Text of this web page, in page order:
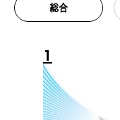
総合
1